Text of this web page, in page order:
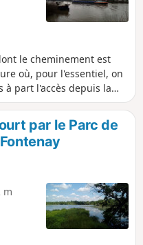
le cheminement est
où, pour l'essentiel, on
à part l'accès depuis la
d'arrivé, l'itinéraire se
par le Parc de
m